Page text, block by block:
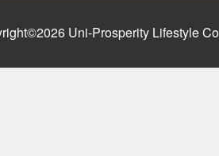
Uni-Prosperity Lifestyle